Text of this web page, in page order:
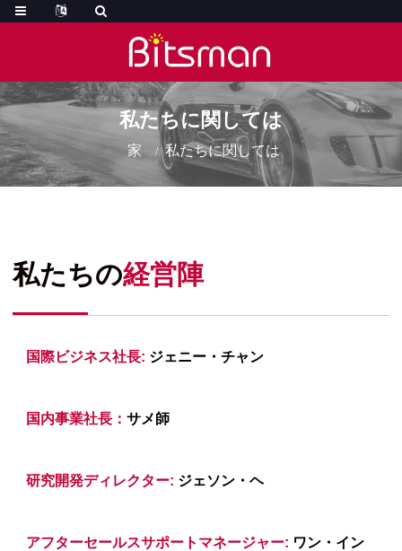
私たちに関しては
家 私たちに関しては
私たちの経営陣
国際ビジネス社長: ジェニー・チャン
国内事業社長：サメ師
研究開発ディレクター: ジェソン・ヘ
アフターセールスサポートマネージャー: ワン・イン